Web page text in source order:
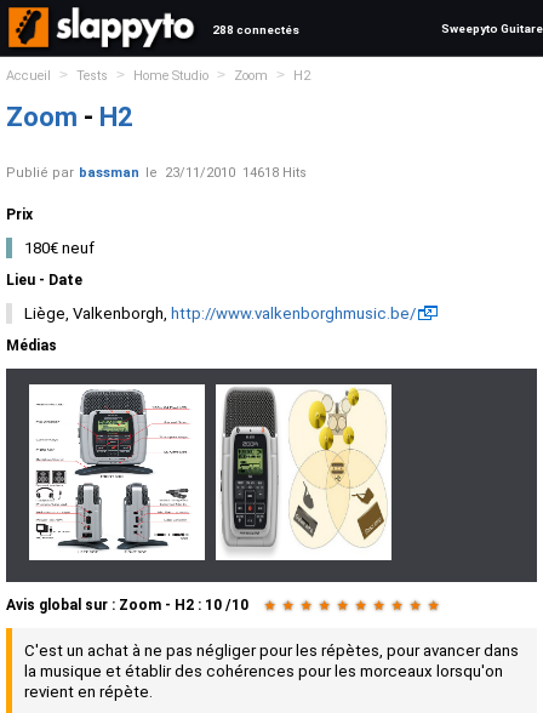
288 connectés Sweepyto Guitare
Accueil > Tests > Home Studio > Zoom > H2
Zoom - H2
Publié par bassman le 23/11/2010 14618 Hits
Prix
180€ neuf
Lieu - Date
Liège, Valkenborgh, http://www.valkenborghmusic.be/
Médias
Avis global sur : Zoom - H2 : 10 /10 ★ ★ ★ ★ ★ ★ ★ ★ ★ ★
C'est un achat à ne pas négliger pour les répètes, pour avancer dans
la musique et établir des cohérences pour les morceaux lorsqu'on
revient en répète.